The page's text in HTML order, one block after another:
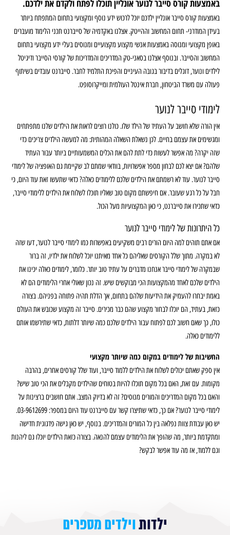
באמצעות קורס סייבר לנוער אונליין תוכלו לפתח ולקדם את ילדכם.
באמצעות קורס סייבר אונליין ילדכם יוכל לרכוש ידע נוסף ומקצועי בתחום המתפתח ביותר
בעידן המודרני- תחום המחשוב וההייטק. אצלנו באקדמיה של סייברנט תכני הלימוד מועברים
באופן מקצועי ומנוסה באמצעות אנשי מקצוע מקצועיים ומנוסים בעלי ידע מקצועי בתחום
המחשוב והסייבר. ובנוסף אצלנו בסאני-טק המדריכים והמדריכות של קורסי הסייבר ודיגיטל
לילדים ונוער, דוגלים בדיבור בגובה העיניים והפיכת התלמיד לחבר. סייברנט עובדים בשיתוף
פעולה עם משרד הביטחון, חברת אינטל העולמית ומייקרוסופט.
לימודי סייבר לנוער
אין הורה שלא חושב על העתיד של הילד שלו. כולנו רוצים לראות את הילדים שלנו מתפתחים
ומגשימים את עצמם בחיים. לכן נשאלת השאלה המהותית: מה למעשה הילדים צריכים כדי
שזה יקרה? מה אפשר לעשות כדי לתת להם את הכלים המשמעותיים ביותר עבור העתיד
שלהם? אם יצא לכם לבחון מספר אפשרויות, בוודאי שמתם לב שקיימת גם האופציה של לימודי
סייבר לנוער. עוד לא רשמתם את הילדים שלכם ללימודים כאלה? כדאי שתעשו זאת עוד היום, כי
חבל על כל רגע שעובר. אם חיפשתם מקום טוב שאליו תוכלו לשלוח את הילדים ללימודי סייבר,
כדאי שתכירו את סייברנט, כי כאן המקצועיות מעל הכול.
כל היתרונות של לימודי סייבר לנוער
אם אתם תוהים למה היום הורים רבים משקיעים באפשרות כמו לימודי סייבר לנוער, דעו שזה
לא במקרה. מתוך שלל הקורסים שאליהם כל אחד מאיתנו יוכל לשלוח את ילדיו, זה ברור
שבמקרה של לימודי סייבר אנחנו מדברים על עתיד טוב יותר. כלומר, לימודים כאלה יכינו את
הילדים שלכם לאחד מהמקצועות הכי מבוקשים שיש. זה נכון שאולי אחרי הלימודים הם לא
באמת יבחרו להעמיק את הידיעות שלהם בתחום, אך הדלת תהיה פתוחה בפניהם. בצורה
כזאת, בעתיד, הם יוכלו לבחור מקצוע שהם כבר מכירים. סייבר זה מקצוע שכובש את העולם
כולו, כך שאם חשוב לכם לפתוח עבור הילדים שלכם כמה שיותר דלתות, כדאי שתירשמו אותם
ללימודים כאלה.
החשיבות של לימודים במקום כמה שיותר מקצועי
אין ספק שאתם יכולים לשלוח את הילדים ללמוד סייבר, ועוד שלל קורסים אחרים, בהרבה
מקומות. עם זאת, האם בכל מקום תוכלו להיות בטוחים שהילדים מקבלים את הכי טוב שיש?
והאם בכל מקום המדריכים והמורים מנוסים? זה לא בדיוק המצב. אתם חושבים ברצינות על
לימודי סייבר לנוער? אם כך, כדאי שתיצרו קשר עם סייברנט עוד היום במספר: 03-9612699.
יש כאן עבודת צוות נפלאה בין כל המורים והמדריכים. בנוסף, יש כאן גישה פדגוגית חדישה
ומתקדמת ביותר, מה שהופך את הלימודים עצמם להנאה. בצורה כזאת הילדים יוכלו גם ליהנות
וגם ללמוד, אז מה עוד אפשר לבקש?
ילדותוילדים מספרים